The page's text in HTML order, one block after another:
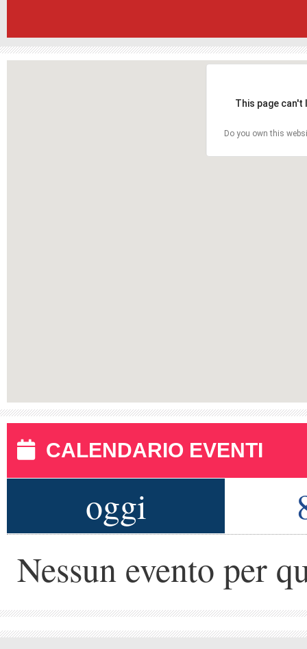
This page
Do you own this
CALENDARIO EVENTI
oggi
Nessun evento per